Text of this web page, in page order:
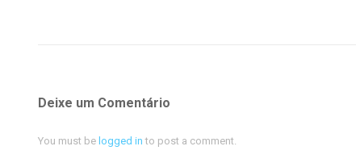
Deixe um Comentário
You must be logged in to post a comment.